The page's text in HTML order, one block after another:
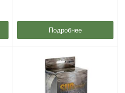
Подробнее